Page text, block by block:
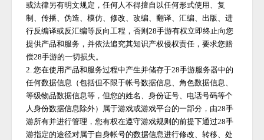
或法律另有明文规定，任何人不得擅自以任何形式使用、复
制、传播、伪造、模仿、修改、改编、翻译、汇编、出版、进
行反编译或反汇编等反向工程，否则28手游有权立即终止向您
提供产品和服务，并依法追究其知识产权侵权责任，要求您赔
偿28手游的一切损失。
2. 您在使用产品和服务过程中产生并储存于28手游服务器中的
任何数据信息（包括但不限于帐号数据信息、角色数据信息、
等级物品数据信息等，但您的姓名、身份证号、电话号码等个
人身份数据信息除外）属于游戏或游戏平台的一部分，由28手
游所有并进行管理，您有权在遵守游戏规则的前提下通过28手
游指定的途径对属于自身帐号的数据信息进行修改、转移、处